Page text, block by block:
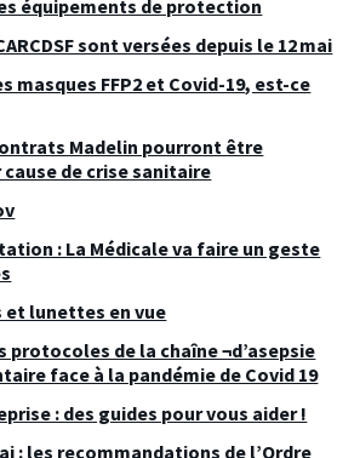
équipements de protection
sont versées depuis le 12 mai
masques FFP2 et Covid-19, est-ce
Madelin pourront être
de crise sanitaire
: La Médicale va faire un geste
et lunettes en vue
protocoles de la chaîne ¬d’asepsie
face à la pandémie de Covid 19
: des guides pour vous aider !
: les recommandations de l’Ordre